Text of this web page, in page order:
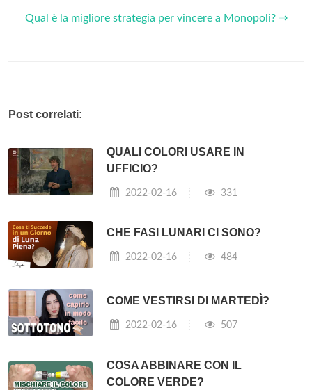
Qual è la migliore strategia per vincere a Monopoli? ⇒
Post correlati:
QUALI COLORI USARE IN
UFFICIO?
2022-02-16 331
CHE FASI LUNARI CI SONO?
2022-02-16 484
COME VESTIRSI DI MARTEDÌ?
2022-02-16 507
COSA ABBINARE CON IL
COLORE VERDE?